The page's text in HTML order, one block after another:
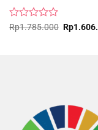
Rated
Rp1.785.000 Original
price
Rp